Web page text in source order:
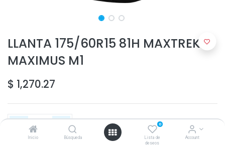
Inicio Búsqueda
0
Lista de
deseos
Account
LLANTA 175/60R15 81H MAXTREK
MAXIMUS M1
$ 1,270.27